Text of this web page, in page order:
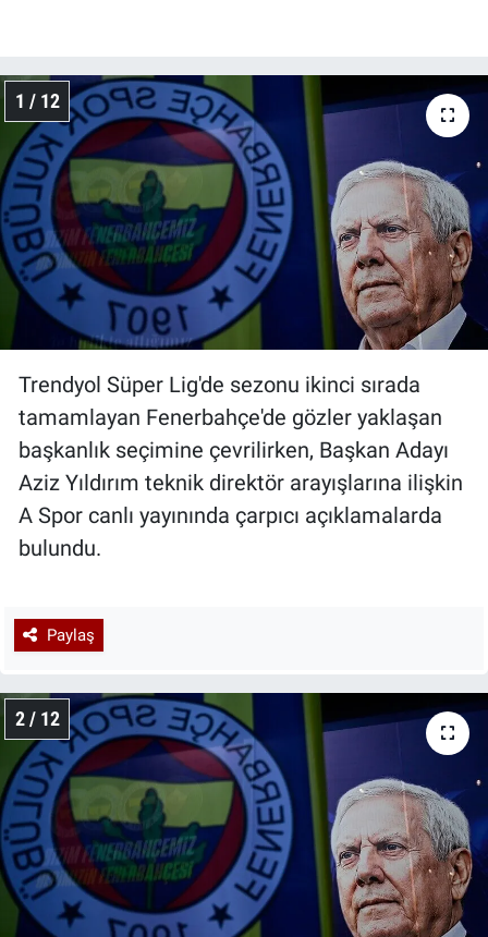
1 / 12
Trendyol Süper Lig'de sezonu ikinci sırada
tamamlayan Fenerbahçe'de gözler yaklaşan
başkanlık seçimine çevrilirken, Başkan Adayı
Aziz Yıldırım teknik direktör arayışlarına ilişkin
A Spor canlı yayınında çarpıcı açıklamalarda
bulundu.
Paylaş
2 / 12